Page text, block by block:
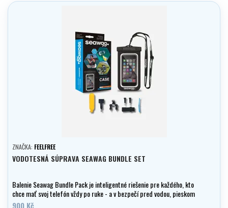
ZNAČKA: FEELFREE
VODOTESNÁ SÚPRAVA SEAWAG BUNDLE SET
Balenie Seawag Bundle Pack je inteligentné riešenie pre každého, kto
chce mať svoj telefón vždy po ruke - a v bezpečí pred vodou, pieskom
a náhodnými pádmi. Vhodné aj ako praktický darček pre
900 Kč